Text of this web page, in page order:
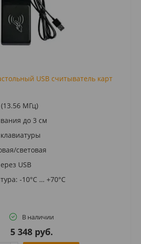
USB считыватель карт
МГц)
до 3 см
световая
USB
-10°C … +70°C
В наличии
5 348 руб.